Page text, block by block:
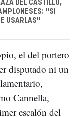
DEL CASTILLO,
''SI
USARLAS''
el del portero
disputado ni un
Cannella,
escalón del